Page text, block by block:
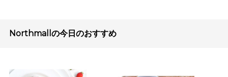
Northmallの今日のおすすめ